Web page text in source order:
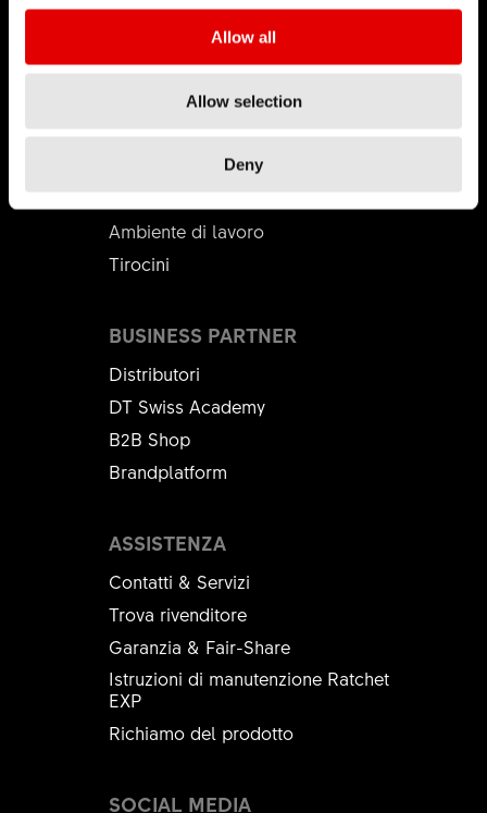
Allow all
Allow selection
Deny
Jobs & Career
Ambiente di lavoro
Tirocini
ASSISTENZA
Contatti & Servizi
Trova rivenditore
Garanzia & Fair-Share
Istruzioni di manutenzione Ratchet
EXP
Richiamo del prodotto
BUSINESS PARTNER
Distributori
DT Swiss Academy
B2B Shop
Brandplatform
SOCIAL MEDIA